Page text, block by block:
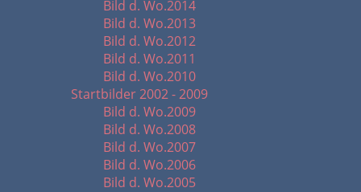
Bild d. Wo.2014
Bild d. Wo.2013
Bild d. Wo.2012
Bild d. Wo.2011
Bild d. Wo.2010
Startbilder 2002 - 2009
Bild d. Wo.2009
Bild d. Wo.2008
Bild d. Wo.2007
Bild d. Wo.2006
Bild d. Wo.2005